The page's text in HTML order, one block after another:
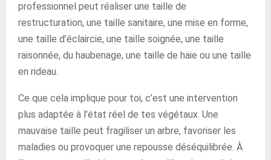
professionnel peut réaliser une taille de
restructuration, une taille sanitaire, une mise en forme,
une taille d’éclaircie, une taille soignée, une taille
raisonnée, du haubenage, une taille de haie ou une taille
en rideau.
Ce que cela implique pour toi, c’est une intervention
plus adaptée à l’état réel de tes végétaux. Une
mauvaise taille peut fragiliser un arbre, favoriser les
maladies ou provoquer une repousse déséquilibrée. À